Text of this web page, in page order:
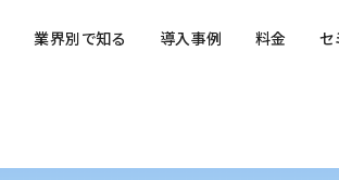
業界別で知る 導入事例 料金 セ